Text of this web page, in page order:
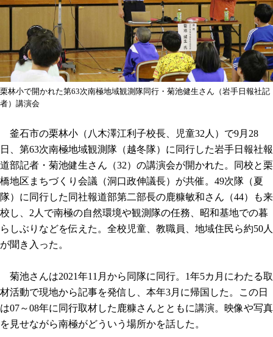
栗林小で開かれた第63次南極地域観測隊同行・菊池健生さん（岩手日報社記
者）講演会
釜石市の栗林小（八木澤江利子校長、児童32人）で9月28
日、第63次南極地域観測隊（越冬隊）に同行した岩手日報社報
道部記者・菊池健生さん（32）の講演会が開かれた。同校と栗
橋地区まちづくり会議（洞口政伸議長）が共催。49次隊（夏
隊）に同行した同社報道部第二部長の鹿糠敏和さん（44）も来
校し、2人で南極の自然環境や観測隊の任務、昭和基地での暮
らしぶりなどを伝えた。全校児童、教職員、地域住民ら約50人
が聞き入った。
菊池さんは2021年11月から同隊に同行。1年5カ月にわたる取
材活動で現地から記事を発信し、本年3月に帰国した。この日
は07～08年に同行取材した鹿糠さんとともに講演。映像や写真
を見せながら南極がどういう場所かを話した。